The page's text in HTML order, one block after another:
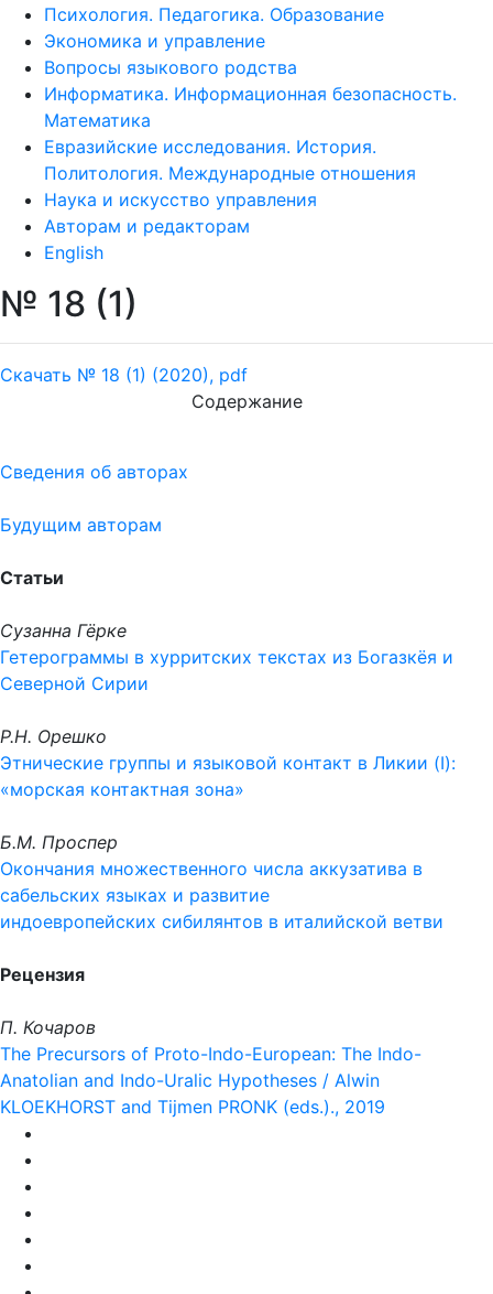
Психология. Педагогика. Образование
Экономика и управление
Вопросы языкового родства
Информатика. Информационная безопасность.
Математика
Евразийские исследования. История.
Политология. Международные отношения
Наука и искусство управления
Авторам и редакторам
English
№ 18 (1)
Скачать № 18 (1) (2020), pdf
Содержание
Сведения об авторах
Будущим авторам
Статьи
Сузанна Гёрке
Гетерограммы в хурритских текстах из Богазкёя и
Северной Сирии
Р.Н. Орешко
Этнические группы и языковой контакт в Ликии (I):
«морская контактная зона»
Б.М. Проспер
Окончания множественного числа аккузатива в
сабельских языках и развитие
индоевропейских сибилянтов в италийской ветви
Рецензия
П. Кочаров
The Precursors of Proto-Indo-European: The Indo-
Anatolian and Indo-Uralic Hypotheses / Alwin
KLOEKHORST and Tijmen PRONK (eds.)., 2019